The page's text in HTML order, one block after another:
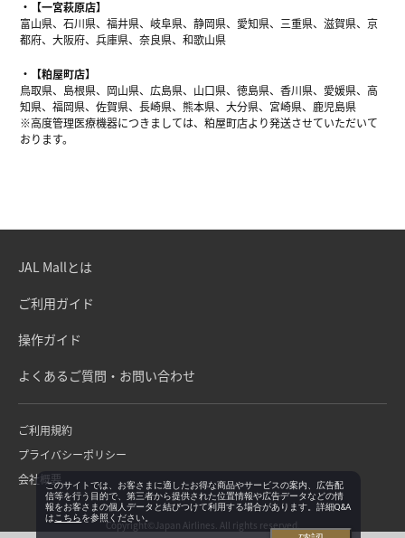
【一宮萩原店】
富山県、石川県、福井県、岐阜県、静岡県、愛知県、三重県、滋賀県、京
都府、大阪府、兵庫県、奈良県、和歌山県
【粕屋町店】
鳥取県、島根県、岡山県、広島県、山口県、徳島県、香川県、愛媛県、高
知県、福岡県、佐賀県、長崎県、熊本県、大分県、宮崎県、鹿児島県
※高度管理医療機器につきましては、粕屋町店より発送させていただいて
おります。
JAL Mallとは
ご利用ガイド
操作ガイド
よくあるご質問・お問い合わせ
ご利用規約
プライバシーポリシー
会社概要
Copyright©Japan Airlines. All rights reserved.
このサイトでは、お客さまに適したお得な商品やサービスの案内、広告配
信等を行う目的で、第三者から提供された位置情報や広告データなどの情
報をお客さまの個人データと結びつけて利用する場合があります。詳細Q&A
は こちらを参照ください。